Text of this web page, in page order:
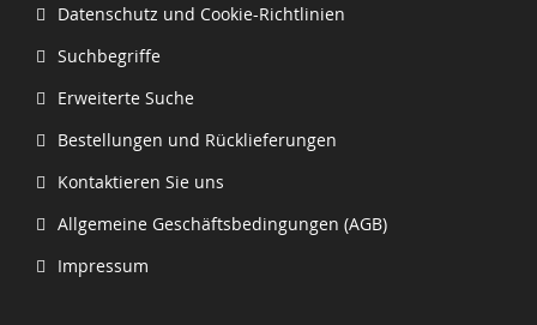
Datenschutz und Cookie-Richtlinien
Suchbegriffe
Erweiterte Suche
Bestellungen und Rücklieferungen
Kontaktieren Sie uns
Allgemeine Geschäftsbedingungen (AGB)
Impressum